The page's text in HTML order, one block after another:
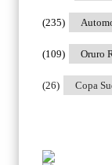
(235)
Oruro
(109)
Copa
(26)